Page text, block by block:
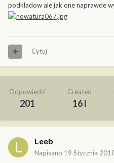
podkladow ale jak one naprawde
Cytuj
Odpowiedzi
201
Created
16 l
Leeb
Napisano 19 Stycznia